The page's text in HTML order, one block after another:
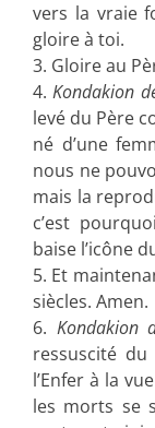
vers la vraie
gloire à toi.
3. Gloire au
4.Kondakion
levé du Père
né d’une
nous ne
mais la
c’est
baise l’icône
5. Et
siècles. Amen.
6. Kondakion
ressuscité
l’Enfer à la
les morts se